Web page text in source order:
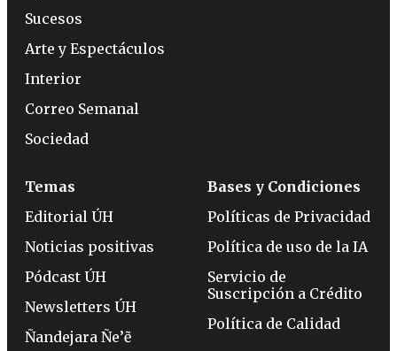
Sucesos
Arte y Espectáculos
Interior
Correo Semanal
Sociedad
Temas
Editorial ÚH
Noticias positivas
Pódcast ÚH
Newsletters ÚH
Ñandejara Ñe’ẽ
Bases y Condiciones
Políticas de Privacidad
Política de uso de la IA
Servicio de
Suscripción a Crédito
Política de Calidad